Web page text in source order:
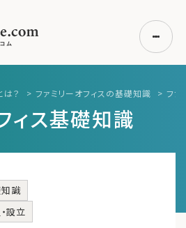
覧
は？ > ファミリーオフィスの基礎知識 > ファ
ィス基礎知識
知識
設立